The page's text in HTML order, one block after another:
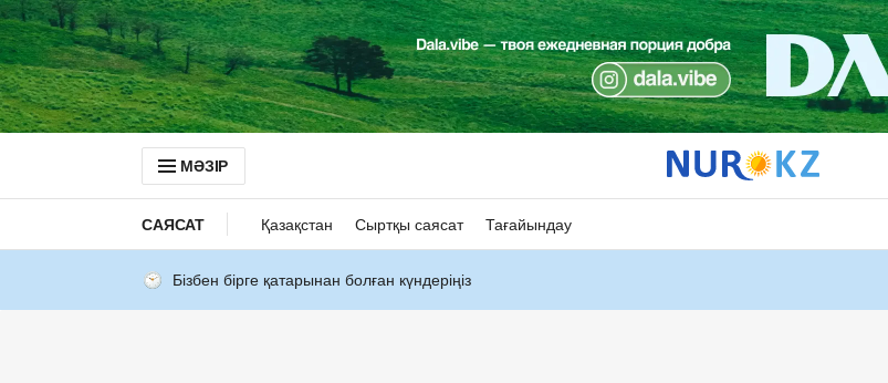
МӘЗІР
САЯСАТ Қазақстан Сыртқы саясат Тағайындау
Бізбен бірге қатарынан болған күндеріңіз